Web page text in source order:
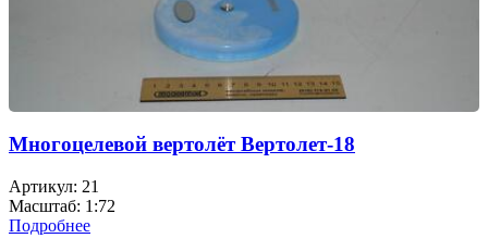
Многоцелевой вертолёт Вертолет-18
Артикул: 21
Масштаб: 1:72
Подробнее